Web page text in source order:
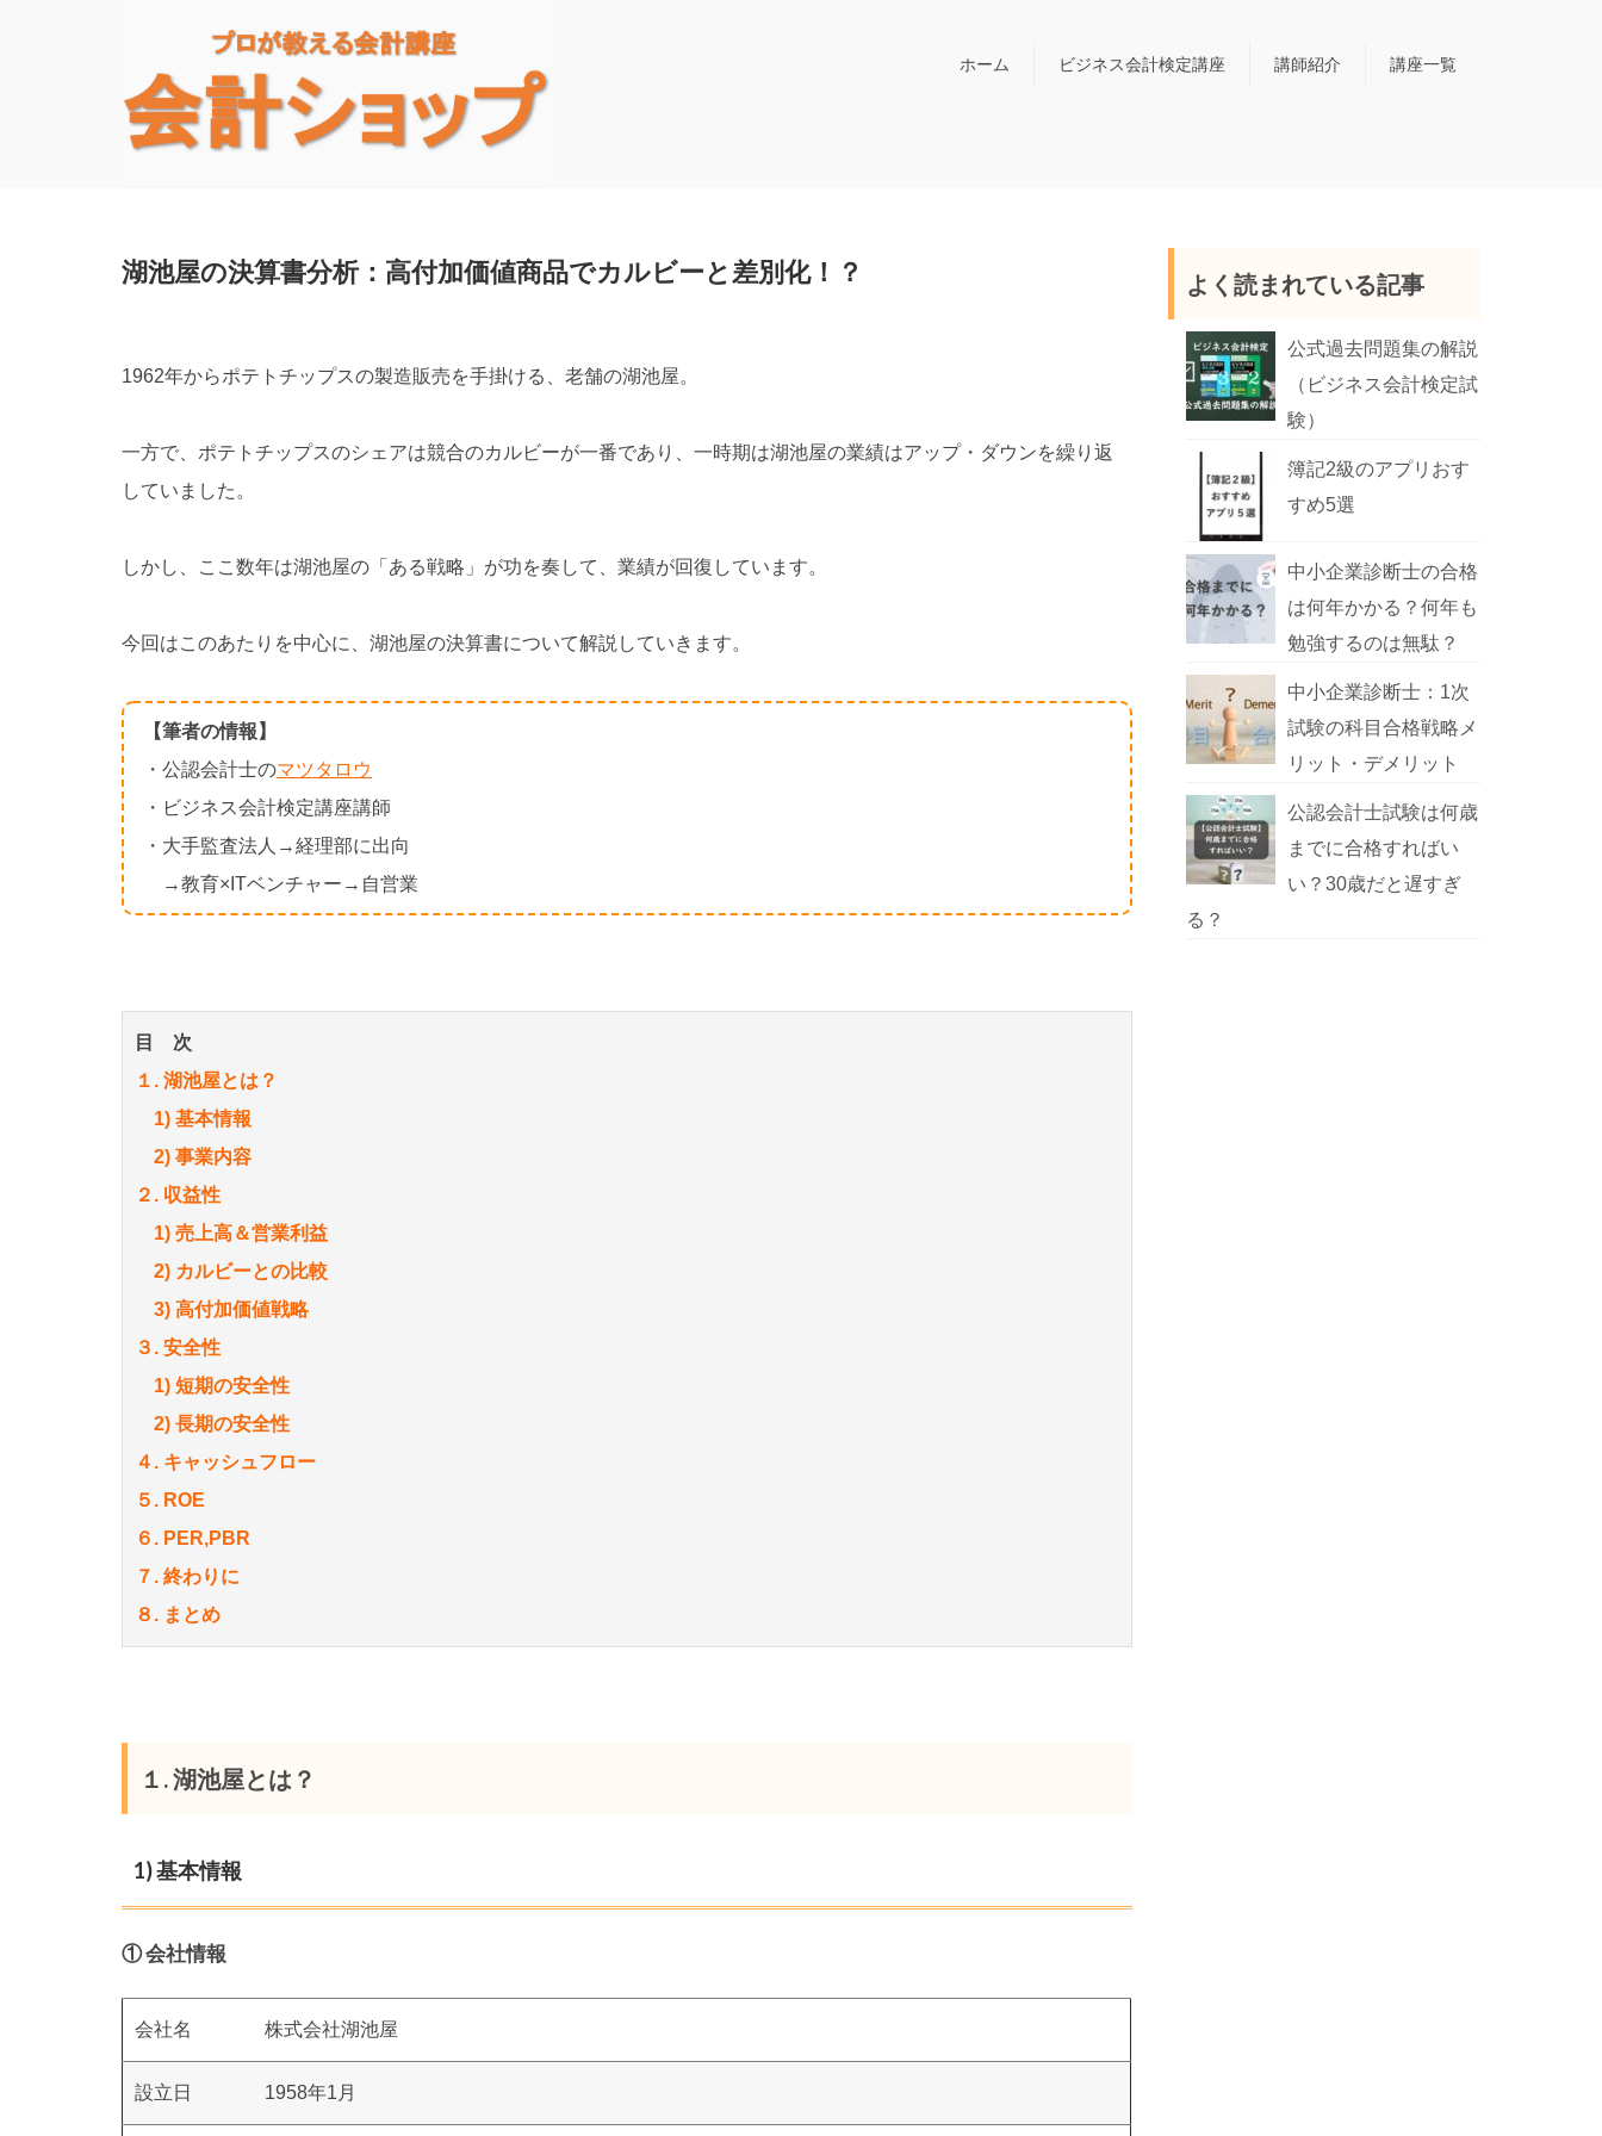
ホーム ビジネス会計検定講座 講師紹介 講座一覧
湖池屋の決算書分析：高付加価値商品でカルビーと差別化！？
1962年からポテトチップスの製造販売を手掛ける、老舗の湖池屋。
一方で、ポテトチップスのシェアは競合のカルビーが一番であり、一時期は湖池屋の業績はアップ・ダウンを繰り返
していました。
しかし、ここ数年は湖池屋の「ある戦略」が功を奏して、業績が回復しています。
今回はこのあたりを中心に、湖池屋の決算書について解説していきます。
【筆者の情報】
・公認会計士のマツタロウ
・ビジネス会計検定講座講師
・大手監査法人→経理部に出向
→教育×ITベンチャー→自営業
目 次
１. 湖池屋とは？
1) 基本情報
2) 事業内容
２. 収益性
1) 売上高＆営業利益
2) カルビーとの比較
3) 高付加価値戦略
３. 安全性
1) 短期の安全性
2) 長期の安全性
４. キャッシュフロー
５. ROE
６. PER,PBR
７. 終わりに
８. まとめ
１. 湖池屋とは？
1) 基本情報
① 会社情報
会社名 株式会社湖池屋
設立日 1958年1月
よく読まれている記事
公式過去問題集の解説
（ビジネス会計検定試
験）
簿記2級のアプリおす
すめ5選
中小企業診断士の合格
は何年かかる？何年も
勉強するのは無駄？
中小企業診断士：1次
試験の科目合格戦略メ
リット・デメリット
公認会計士試験は何歳
までに合格すればい
い？30歳だと遅すぎ
る？